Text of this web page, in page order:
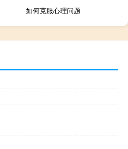
如何克服心理问题